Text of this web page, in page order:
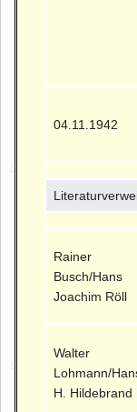
04.11.1942
Rainer
Busch/Hans
Joachim Röll
Walter
Lohmann/
H. Hildebrand